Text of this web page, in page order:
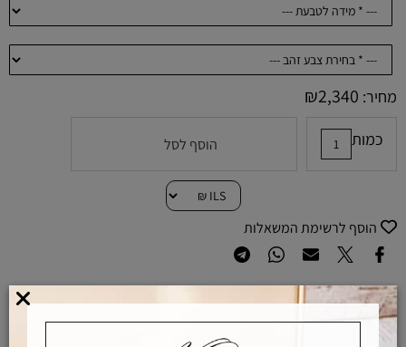
מחיר: ₪2,340
כמות הוסף לסל
הוסף לרשימת המשאלות
מוצרים באחראיות בלעדית